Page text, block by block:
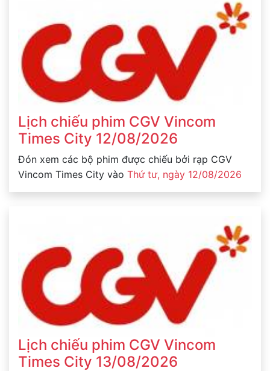
Lịch chiếu phim CGV Vincom
Times City 12/08/2026
Đón xem các bộ phim được chiếu bởi rạp CGV
Vincom Times City vào Thứ tư, ngày 12/08/2026
Lịch chiếu phim CGV Vincom
Times City 13/08/2026